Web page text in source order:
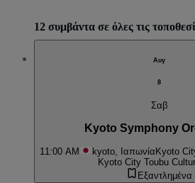
12 συμβάντα σε όλες τις
Αυγ
8
Σαβ
Kyoto Symphony
11:00 AM kyoto, ΙαπωνίαKyoto
Kyoto City Toubu
Εξαντλημένα